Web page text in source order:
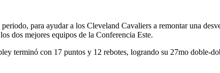
para ayudar a los Cleveland Cavaliers a remontar una
dos mejores equipos de la Conferencia Este.
terminó con 17 puntos y 12 rebotes, logrando su 27mo doble-